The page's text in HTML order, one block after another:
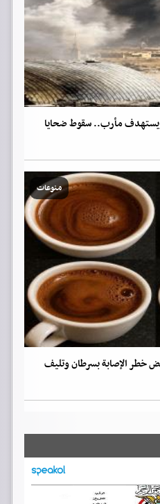
يستهدف مأرب.. سقوط ضحايا
منوعات
خطر الإصابة بسرطان وتليف